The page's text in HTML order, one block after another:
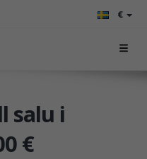
€
salu i
€